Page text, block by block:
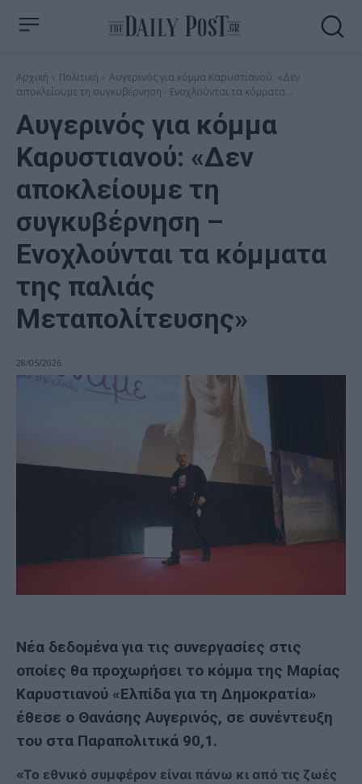
Αρχική Πολιτική
Αυγερινός για κόμμα Καρυστιανού: «Δεν
αποκλείουμε τη συγκυβέρνηση - Ενοχλούνται τα κόμματα...
Αυγερινός για κόμμα
Καρυστιανού: «Δεν
αποκλείουμε τη
συγκυβέρνηση –
Ενοχλούνται τα κόμματα
της παλιάς
Μεταπολίτευσης»
28/05/2026
Νέα δεδομένα για τις συνεργασίες στις
οποίες θα προχωρήσει το κόμμα της Μαρίας
Καρυστιανού «Ελπίδα για τη Δημοκρατία»
έθεσε ο Θανάσης Αυγερινός, σε συνέντευξη
του στα Παραπολιτικά 90,1.
«Το εθνικό συμφέρον είναι πάνω κι από τις ζωές